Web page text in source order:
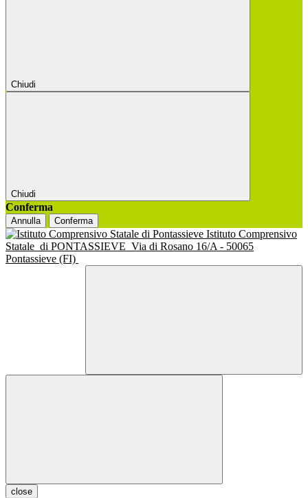
Chiudi
Chiudi
Conferma
Annulla Conferma
Istituto Comprensivo
Statale di PONTASSIEVE Via di Rosano 16/A - 50065
Pontassieve (FI)
close